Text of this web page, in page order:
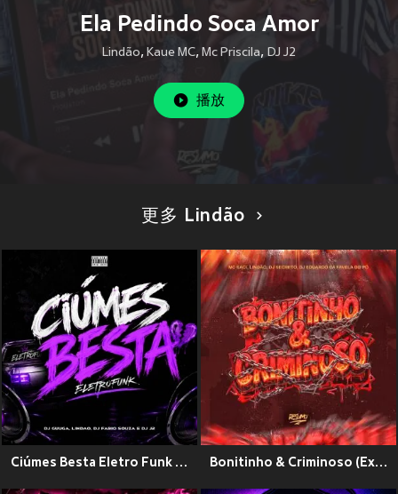
Ela Pedindo Soca Amor
Lindão, Kaue MC, Mc Priscila, DJ J2
播放
更多 Lindão
Ciúmes Besta Eletro Funk (Explicit) Bonitinho & Criminoso (Explicit)